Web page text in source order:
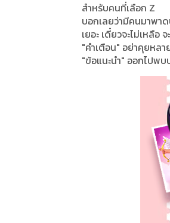
สำหรับคนที่เลือก Z
บอกเลยว่ามีคนมาพา
เยอะ เดี๋ยวจะไม่เหลือ
"คำเตือน" อย่าคุยหล
"ข้อแนะนำ" ออกไปพบ